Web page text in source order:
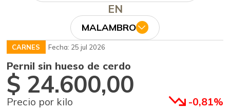
EN
MALAMBRO
CARNES Fecha: 25 jul 2026
Pernil sin hueso de cerdo
$ 24.600,00
Precio por kilo -0,81%